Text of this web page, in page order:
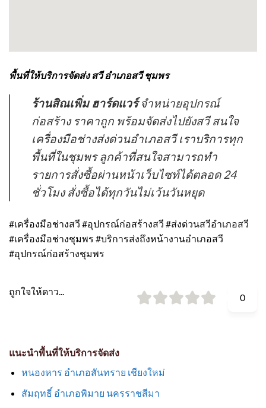
พื้นที่ให้บริการจัดส่ง สวี อำเภอสวี ชุมพร
ร้านสิณเพิ่ม ฮาร์ดแวร์จำหน่ายอุปกรณ์
ก่อสร้าง ราคาถูก พร้อมจัดส่งไปยังสวี สนใจ
เครื่องมือช่างส่งด่วนอำเภอสวี เราบริการทุก
พื้นที่ในชุมพร ลูกค้าที่สนใจสามารถทำ
รายการสั่งซื้อผ่านหน้าเว็บไซท์ได้ตลอด 24
ชั่วโมง สั่งซื้อได้ทุกวันไม่เว้นวันหยุด
#เครื่องมือช่างสวี #อุปกรณ์ก่อสร้างสวี #ส่งด่วนสวีอำเภอสวี
#เครื่องมือช่างชุมพร #บริการส่งถึงหน้างานอำเภอสวี
#อุปกรณ์ก่อสร้างชุมพร
ถูกใจให้ดาว...
0
แนะนำพื้นที่ให้บริการจัดส่ง
หนองหาร อำเภอสันทราย เชียงใหม่
สัมฤทธิ์ อำเภอพิมาย นครราชสีมา